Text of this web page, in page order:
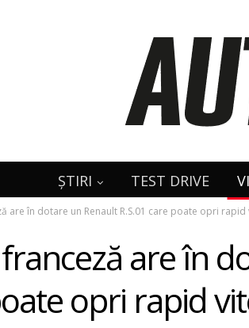
ȘTIRI TEST DRIVE
are în dotare un Renault R.S.01 care poate opri
are în
opri rapid